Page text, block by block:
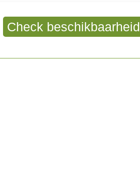
Check beschikbaarheid